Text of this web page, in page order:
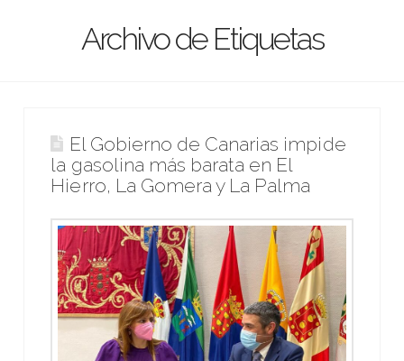
Archivo de Etiquetas
El Gobierno de Canarias impide
la gasolina más barata en El
Hierro, La Gomera y La Palma